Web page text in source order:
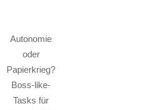
Autonomie
oder
Papierkrieg?
Boss-like-
Tasks für